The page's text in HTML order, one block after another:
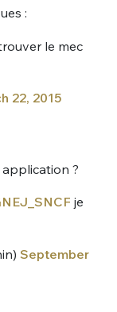
:
le mec
22, 2015
?
je
September